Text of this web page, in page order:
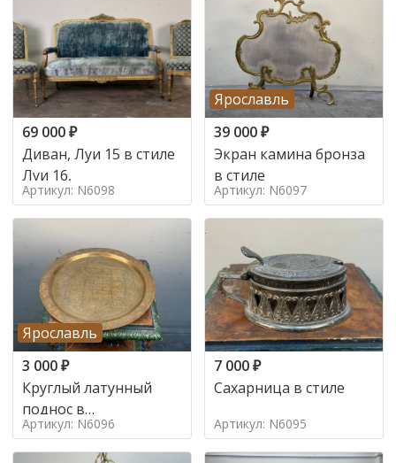
69 000₽
Диван, Луи 15 в стиле
Луи 16,
Артикул: N6098
Ярославль
39 000₽
Экран камина бронза
в стиле
Артикул: N6097
Ярославль
3 000₽
Круглый латунный
поднос в
марокканском стиле в
стиле
Артикул: N6096
7 000₽
Сахарница в стиле
Артикул: N6095